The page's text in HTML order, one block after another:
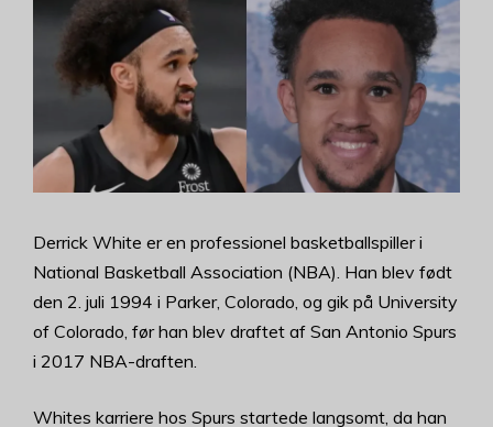
Derrick White er en professionel basketballspiller i
National Basketball Association (NBA). Han blev født
den 2. juli 1994 i Parker, Colorado, og gik på University
of Colorado, før han blev draftet af San Antonio Spurs
i 2017 NBA-draften.
Whites karriere hos Spurs startede langsomt, da han